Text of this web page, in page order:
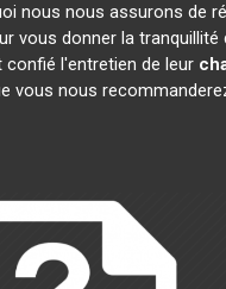
nous assurons de
donner la
l'entretien de leur
vous nous